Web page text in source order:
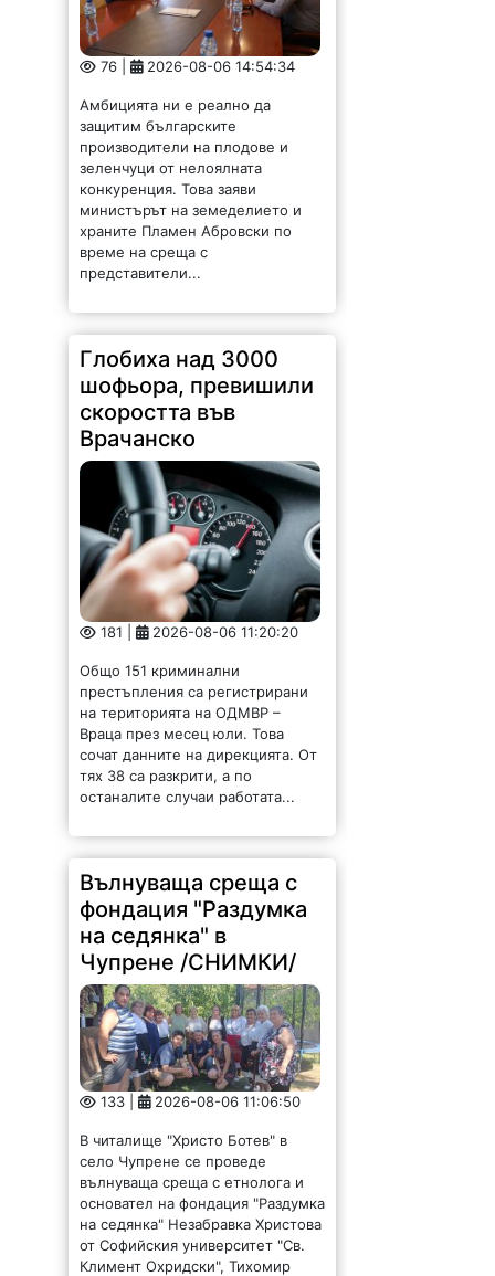
76 | 2026-08-06 14:54:34
Амбицията ни е реално да
защитим българските
производители на плодове и
зеленчуци от нелоялната
конкуренция. Това заяви
министърът на земеделието и
храните Пламен Абровски по
време на среща с
представители...
Глобиха над 3000
шофьора, превишили
скоростта във
Врачанско
181 | 2026-08-06 11:20:20
Общо 151 криминални
престъпления са регистрирани
на територията на ОДМВР –
Враца през месец юли. Това
сочат данните на дирекцията. От
тях 38 са разкрити, а по
останалите случаи работата...
Вълнуваща среща с
фондация "Раздумка
на седянка" в
Чупрене /СНИМКИ/
133 | 2026-08-06 11:06:50
В читалище "Христо Ботев" в
село Чупрене се проведе
вълнуваща среща с етнолога и
основател на фондация "Раздумка
на седянка" Незабравка Христова
от Софийския университет "Св.
Климент Охридски", Тихомир